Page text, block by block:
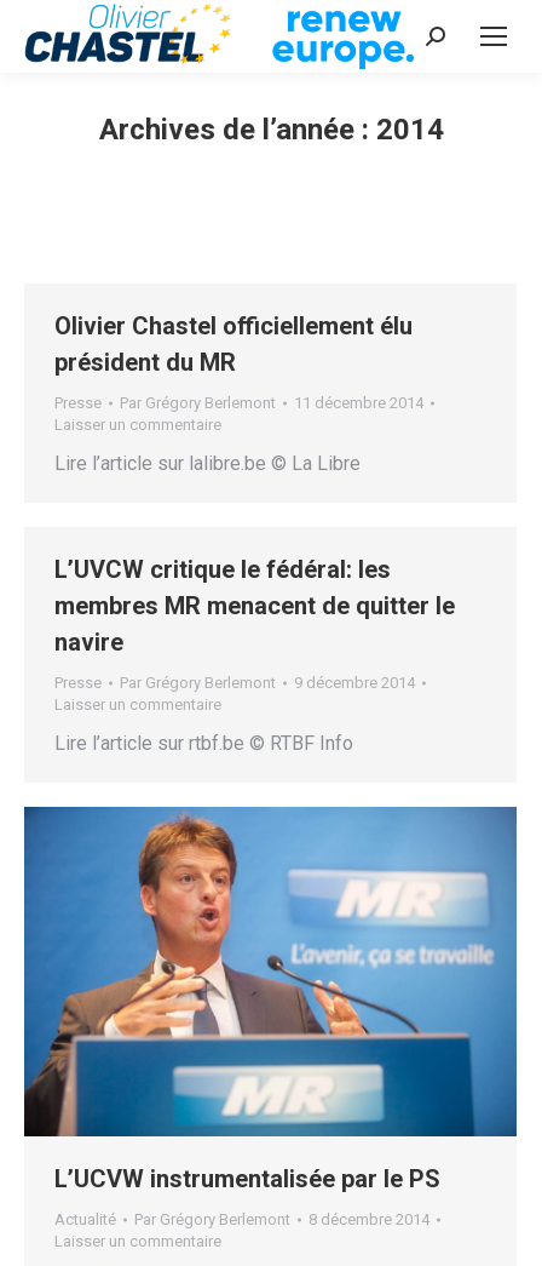
Recherche
Archives de l’année : 2014
Olivier Chastel officiellement élu
président du MR
Presse Par Grégory Berlemont
11 décembre 2014
Laisser un commentaire
Lire l’article sur lalibre.be © La Libre
L’UVCW critique le fédéral: les
membres MR menacent de quitter le
navire
Presse Par Grégory Berlemont
9 décembre 2014
Laisser un commentaire
Lire l’article sur rtbf.be © RTBF Info
L’UCVW instrumentalisée par le PS
Actualité Par Grégory Berlemont
8 décembre 2014
Laisser un commentaire